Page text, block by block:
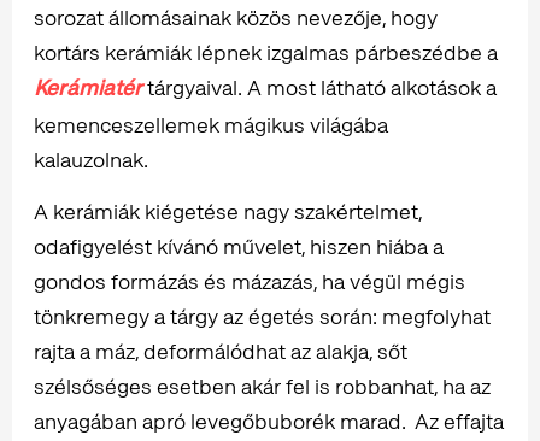
sorozat állomásainak közös nevezője, hogy
kortárs kerámiák lépnek izgalmas párbeszédbe a
Kerámiatértárgyaival. A most látható alkotások a
kemenceszellemek mágikus világába
kalauzolnak.
A kerámiák kiégetése nagy szakértelmet,
odafigyelést kívánó művelet, hiszen hiába a
gondos formázás és mázazás, ha végül mégis
tönkremegy a tárgy az égetés során: megfolyhat
rajta a máz, deformálódhat az alakja, sőt
szélsőséges esetben akár fel is robbanhat, ha az
anyagában apró levegőbuborék marad. Az effajta